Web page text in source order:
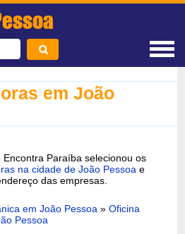
em João
Paraíba selecionou os
na cidade de João Pessoa e
das empresas.
em João Pessoa »Oficina
Pessoa